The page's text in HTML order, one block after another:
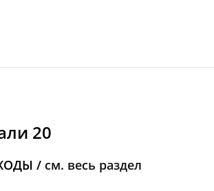
20
/ см. весь раздел